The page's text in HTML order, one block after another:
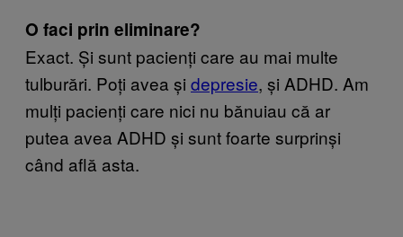
O faci prin eliminare?
Exact. Și sunt pacienți care au mai multe
tulburări. Poți avea și depresie, și ADHD. Am
mulți pacienți care nici nu bănuiau că ar
putea avea ADHD și sunt foarte surprinși
când află asta.